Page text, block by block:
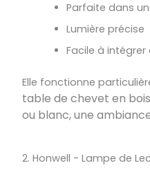
Parfaite dans
Lumière précise
Facile à
Elle fonctionne
table de chevet en
ou blanc,une
2. Honwell - Lampe de